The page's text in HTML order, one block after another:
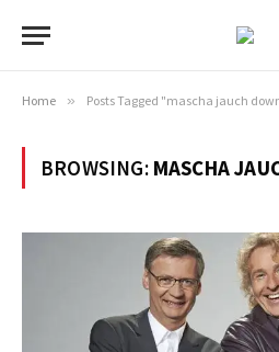
Home » Posts Tagged "mascha jauch
BROWSING: MASCHA